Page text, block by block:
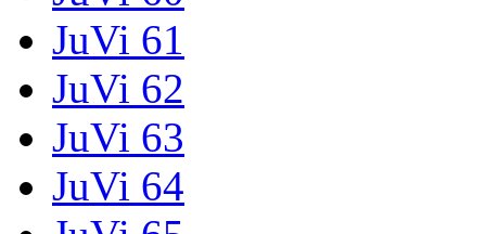
JuVi 61
JuVi 62
JuVi 63
JuVi 64